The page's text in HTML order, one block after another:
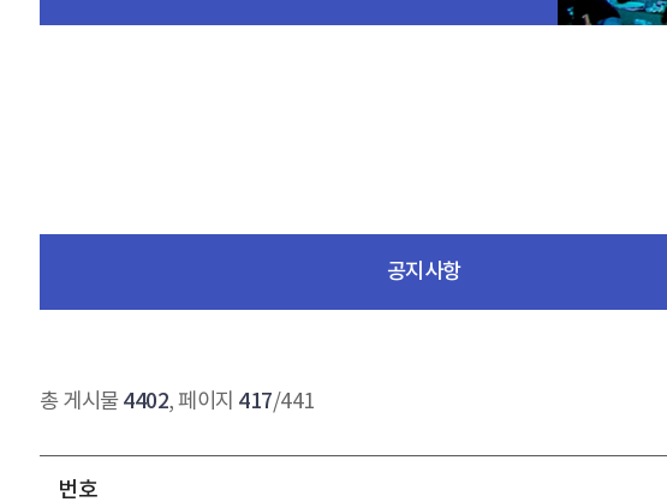
공지사항
총 게시물 4402, 페이지 417/441
번호